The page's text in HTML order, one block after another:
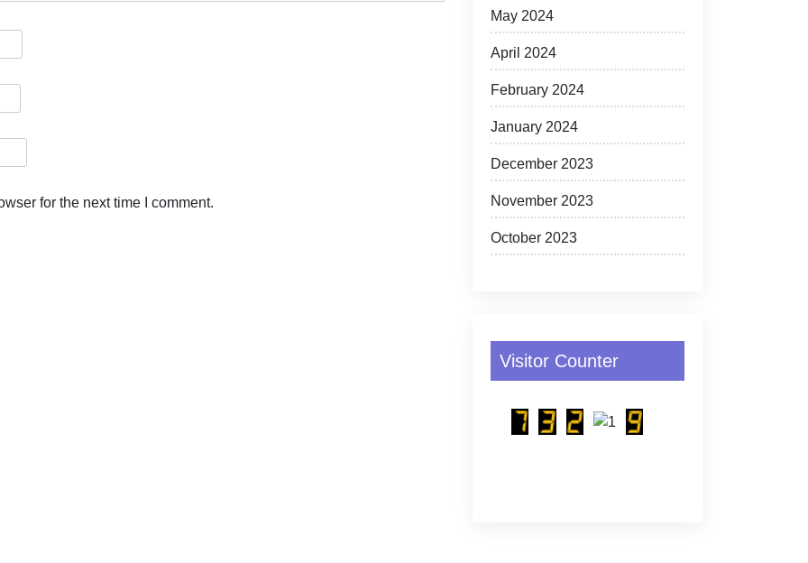
for the next time I comment.
May 2024
April 2024
February 2024
January 2024
December 2023
November 2023
October 2023
Visitor Counter